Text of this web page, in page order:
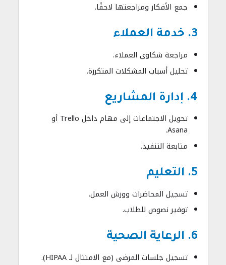
جمع الأفكار ومراجعتها لاحقًا.
3. خدمة العملاء
مراجعة شكاوى العملاء.
تحليل أسباب المشكلات المتكررة.
4. إدارة المشاريع
تحويل الاجتماعات إلى مهام داخل Trello أو
Asana.
متابعة التنفيذ.
5. التعليم
تسجيل المحاضرات وورش العمل.
توفير نصوص للطلاب.
6. الرعاية الصحية
تسجيل جلسات المرضى (مع الامتثال لـ HIPAA).